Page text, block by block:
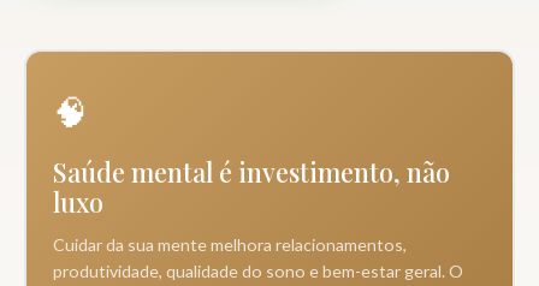
🧠
Saúde mental é investimento, não
luxo
Cuidar da sua mente melhora relacionamentos,
produtividade, qualidade do sono e bem-estar geral. O